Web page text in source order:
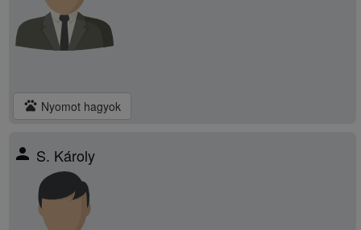
pets Nyomot hagyok
person S. Károly